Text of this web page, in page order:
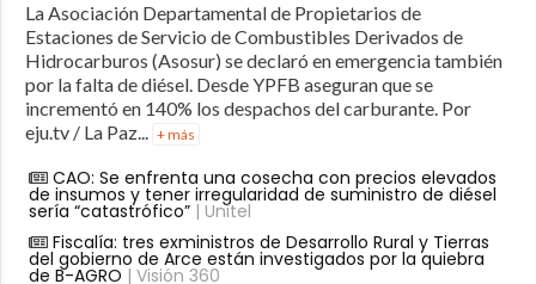
La Asociación Departamental de Propietarios de
Estaciones de Servicio de Combustibles Derivados de
Hidrocarburos (Asosur) se declaró en emergencia también
por la falta de diésel. Desde YPFB aseguran que se
incrementó en 140% los despachos del carburante. Por
eju.tv / La Paz... + más
CAO: Se enfrenta una cosecha con precios elevados
de insumos y tener irregularidad de suministro de diésel
sería “catastrófico”| Unitel
Fiscalía: tres exministros de Desarrollo Rural y Tierras
del gobierno de Arce están investigados por la quiebra
de B-AGRO | Visión 360